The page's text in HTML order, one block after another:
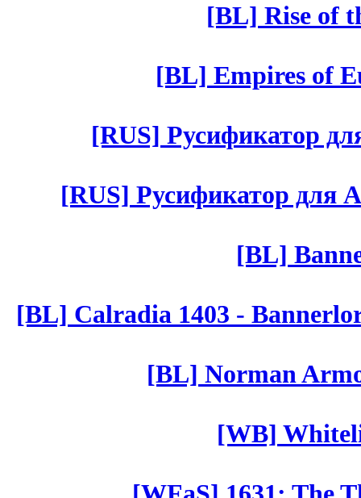
[BL] Rise of
[BL] Empires of
[RUS] Русификатор
[RUS] Русификатор для
[BL]
[BL] Calradia 1403 -
[BL] Norman
[WB]